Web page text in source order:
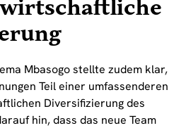
Mbasogo stellte zudem klar,
Teil einer umfassenderen
Diversifizierung des
hin, dass das neue Team